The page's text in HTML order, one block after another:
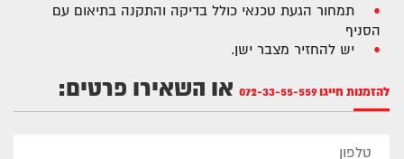
תמחור הגעת טכנאי כולל בדיקה והתקנה בתיאום עם
הסניף
יש להחזיר מצבר ישן.
להזמנות חייגו072-33-55-559 או השאירו פרטים: